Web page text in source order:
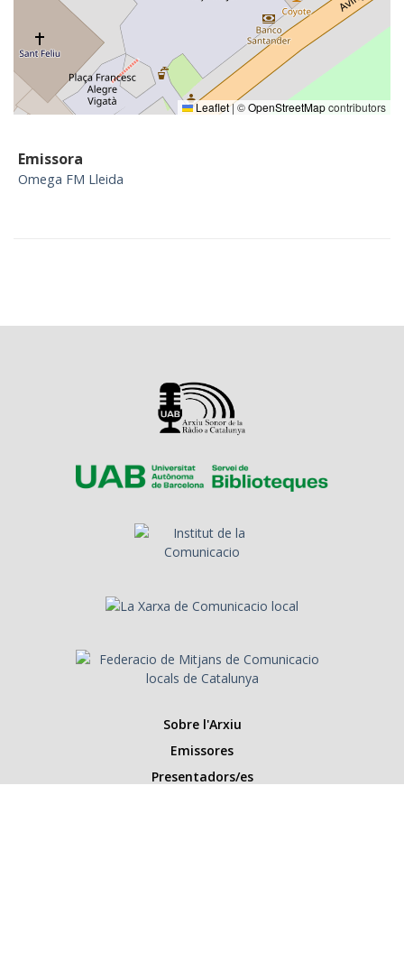
Leaflet|©OpenStreetMapcontributors
Emissora
Omega FM Lleida
Sobre l'Arxiu
Emissores
Presentadors/es